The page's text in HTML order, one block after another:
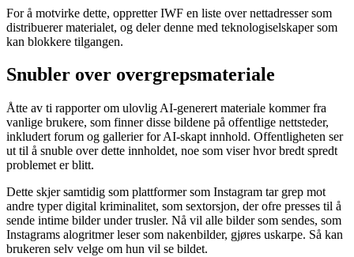
For å motvirke dette, oppretter IWF en liste over nettadresser som
distribuerer materialet, og deler denne med teknologiselskaper som
kan blokkere tilgangen.
Snubler over overgrepsmateriale
Åtte av ti rapporter om ulovlig AI-generert materiale kommer fra
vanlige brukere, som finner disse bildene på offentlige nettsteder,
inkludert forum og gallerier for AI-skapt innhold. Offentligheten ser
ut til å snuble over dette innholdet, noe som viser hvor bredt spredt
problemet er blitt.
Dette skjer samtidig som plattformer som Instagram tar grep mot
andre typer digital kriminalitet, som sextorsjon, der ofre presses til å
sende intime bilder under trusler. Nå vil alle bilder som sendes, som
Instagrams alogritmer leser som nakenbilder, gjøres uskarpe. Så kan
brukeren selv velge om hun vil se bildet.